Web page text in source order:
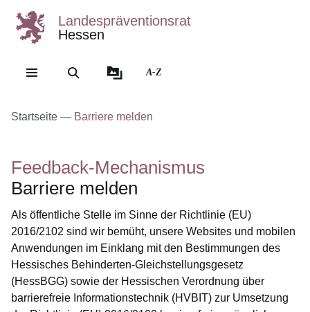
Landespräventionsrat
Hessen
A-Z
Startseite Barriere melden
Feedback-Mechanismus
Barriere melden
Als öffentliche Stelle im Sinne der Richtlinie (EU)
2016/2102 sind wir bemüht, unsere Websites und mobilen
Anwendungen im Einklang mit den Bestimmungen des
Hessisches Behinderten-Gleichstellungsgesetz
(HessBGG) sowie der Hessischen Verordnung über
barrierefreie Informationstechnik (HVBIT) zur Umsetzung